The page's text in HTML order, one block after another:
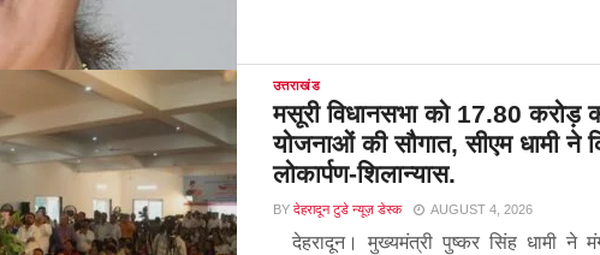
उत्तराखंड
मसूरी विधानसभा को 17.80 करोड़
योजनाओं की सौगात, सीएम धामी ने
लोकार्पण-शिलान्यास.
BY देहरादून टुडे न्यूज़ डेस्क AUGUST 4, 2026
देहरादून। मुख्यमंत्री पुष्कर सिंह धामी ने